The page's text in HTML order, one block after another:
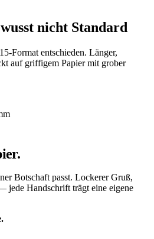
nicht Standard
Format entschieden. Länger,
auf griffigem Papier mit grober
Botschaft passt. Lockerer Gruß,
jede Handschrift trägt eine eigene